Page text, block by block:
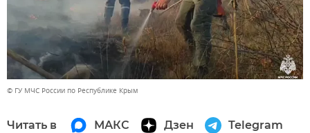
© ГУ МЧС России по Республике Крым
Читать в МАКС Дзен Telegram